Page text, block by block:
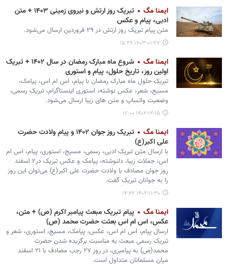
ایمنا مگ
تبریک روز ارتش و نیروی زمینی ۱۴۰۳ + متن
ادبی، پیام و عکس
متن پیام تبریک روز ارتش در ۲۹ فروردین ارسال می‌شود.
۱۴۰۳-۰۱-۲۷ ۱۵:۲۹
ایمنا مگ
شروع ماه مبارک رمضان در سال ۱۴۰۲ + تبریک
اولین روز، تاریخ حلول، پیام و استوری
تبریک حلول ماه مبارک رمضان با پیام، اس ام اس، پیامک،
مسیج، شعر، عکس نوشته، استوری اینستاگرام، تبریک رسمی،
وضعیت واتساپ و متن های زیبا ارسال می‌شود.
۱۴۰۲-۱۲-۱۵ ۱۲:۰۰
ایمنا مگ
تبریک روز جوان ۱۴۰۲ و پیام ولادت حضرت
علی اکبر(ع)
با ارسال متن تبریک ادبی، رسمی، مسیج، استوری، پیام، اس ام
اس، جملات زیبا، دلنوشته، پیامک و عکس تبریک در۲ اسفند
روز جوان مصادف با ولادت حضرت علی اکبر(ع) می‌توان این روز
را به جوانان تبریک گفت.
۱۴۰۲-۱۱-۳۰ ۱۴:۴۲
ایمنا مگ
پیام تبریک مبعث پیامبر اکرم (ص) + متن،
عکس، اس ام اس بعثت حضرت محمد (ص)
ارسال پیام، اس ام اس، عکس، پیامک، مسیج، استوری، شعر و
تبریک رسمی مبعث به مناسبت برگزیده شدن حضرت
محمد(ص) به پیامبری، در روز ۲۷ رجب مصادف با ۲۱ اسفند
میان مسلمانان متداول است.